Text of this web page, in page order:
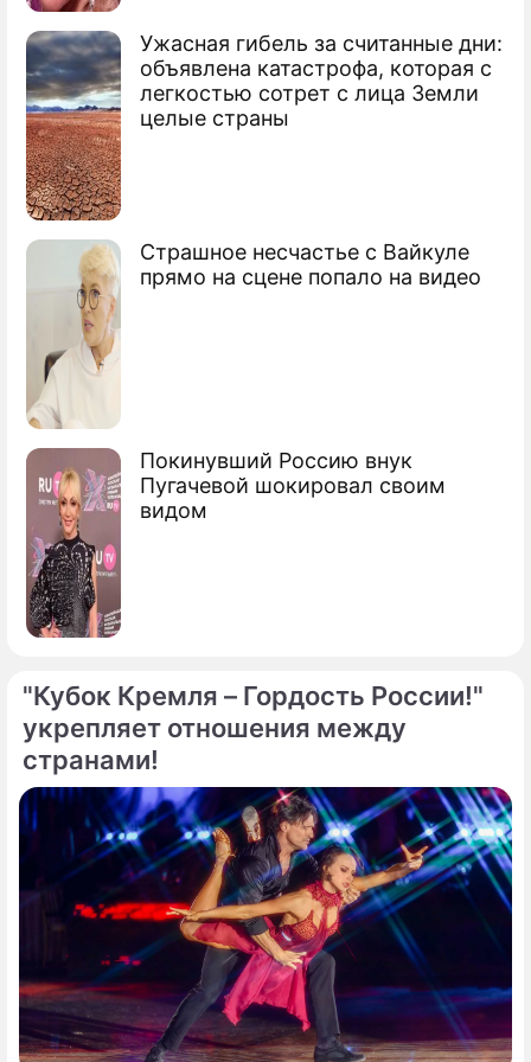
Ужасная гибель за считанные дни:
объявлена катастрофа, которая с
легкостью сотрет с лица Земли
целые страны
Страшное несчастье с Вайкуле
прямо на сцене попало на видео
Покинувший Россию внук
Пугачевой шокировал своим
видом
Президент МОК припугнул Россию
допингом
Медальный план сборной России в
Ванкувере
Олимпиады
"Кубок Кремля – Гордость России!"
укрепляет отношения между
странами!